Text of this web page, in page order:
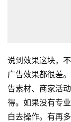
说到效果这块，
广告效果都很差
告素材、商家活
得。如果没有专
白去操作。有再